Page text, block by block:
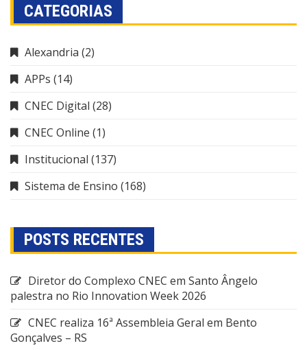
CATEGORIAS
Alexandria (2)
APPs (14)
CNEC Digital (28)
CNEC Online (1)
Institucional (137)
Sistema de Ensino (168)
POSTS RECENTES
Diretor do Complexo CNEC em Santo Ângelo
palestra no Rio Innovation Week 2026
CNEC realiza 16ª Assembleia Geral em Bento
Gonçalves – RS